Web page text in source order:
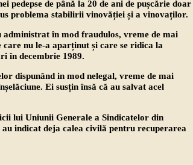
pedepse de până la 20 de ani de pușcărie doar
problema stabilirii vinovăției și a vinovaților.
în mod fraudulos, vreme de mai
nu le-a aparținut și care se ridica la
în decembrie 1989.
dispunând in mod nelegal, vreme de mai
Ei susțin însă că au salvat acel
lui Uniunii Generale a Sindicatelor din
indicat deja calea civilă pentru recuperarea